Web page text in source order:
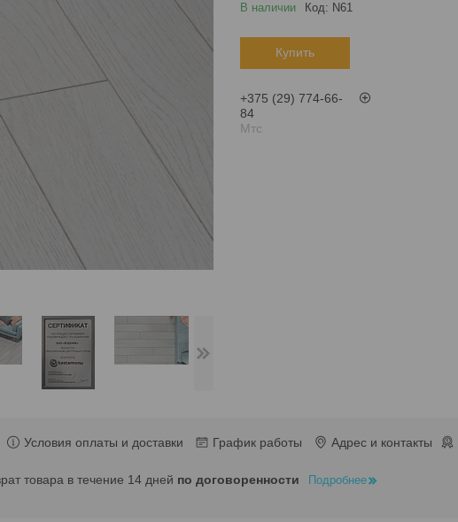
В наличии
Код: N61
Купить
+375 (29) 774-66-
84
Мтс
Условия оплаты и доставки График работы Адрес и контакты
товара в течение 14 дней по договоренности Подробнее